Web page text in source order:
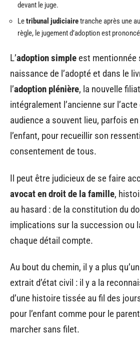
devant le juge.
Letribunal judiciairetranche après une
règle, le jugement d’adoption est
L’adoption simple est mentionnée
naissance de l’adopté et dans le
l’adoption plénière, la nouvelle
intégralement l’ancienne sur
audience a souvent lieu, parfois
l’enfant, pour recueillir son
consentement de tous.
Il peut être judicieux de se faire
avocat en droit de la famille,
au hasard : de la constitution du
implications sur la succession ou
chaque détail compte.
Au bout du chemin, il y a plus
extrait d’état civil : il y a la
d’une histoire tissée au fil des
pour l’enfant comme pour le
marcher sans filet.